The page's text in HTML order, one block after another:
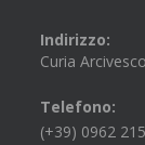
Indirizzo:
Curia
Telefono:
(+39) 0962